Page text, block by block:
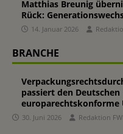
Matthias Breunig
Rück:
14. Januar 2026
BRANCHE
passiert den
europarechtskonforme
30. Juni 2026 Redaktion